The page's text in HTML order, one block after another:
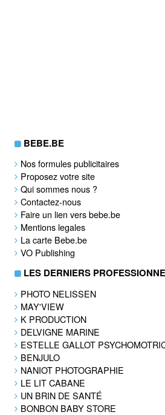
BEBE.BE
Nos formules publicitaires
Proposez votre site
Qui sommes nous ?
Contactez-nous
Faire un lien vers bebe.be
Mentions legales
La carte Bebe.be
VO Publishing
LES DERNIERS
PHOTO NELISSEN
MAY'VIEW
K PRODUCTION
DELVIGNE MARINE
ESTELLE GALLOT
BENJULO
NANIOT PHOTOGRAPHIE
LE LIT CABANE
UN BRIN DE SANTÉ
BONBON BABY STORE